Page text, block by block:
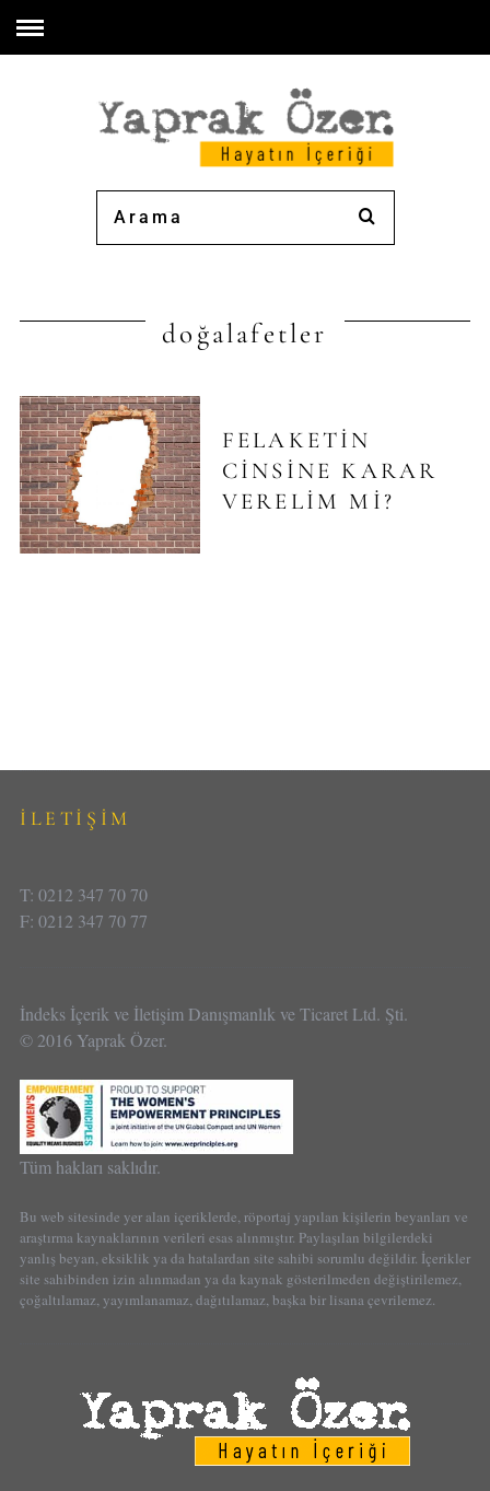
doğalafetler
FELAKETIN
CINSINE KARAR
VERELIM MI?
İLETİŞİM
T: 0212 347 70 70
F: 0212 347 70 77
İndeks İçerik ve İletişim Danışmanlık ve Ticaret Ltd. Şti.
© 2016 Yaprak Özer.
Tüm hakları saklıdır.
Bu web sitesinde yer alan içeriklerde, röportaj yapılan kişilerin beyanları ve
araştırma kaynaklarının verileri esas alınmıştır. Paylaşılan bilgilerdeki
yanlış beyan, eksiklik ya da hatalardan site sahibi sorumlu değildir. İçerikler
site sahibinden izin alınmadan ya da kaynak gösterilmeden değiştirilemez,
çoğaltılamaz, yayımlanamaz, dağıtılamaz, başka bir lisana çevrilemez.